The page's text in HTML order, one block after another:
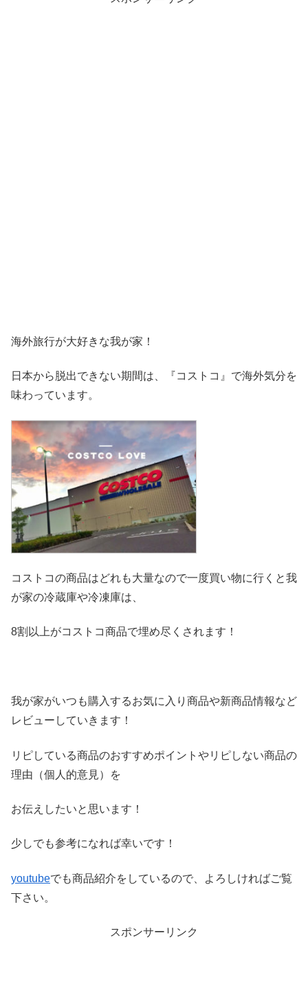
海外旅行が大好きな我が家！
日本から脱出できない期間は、『コストコ』 で海外気分を
味わっています。
コストコの商品はどれも大量なので一度買い物に行くと我
が家の冷蔵庫や冷凍庫は、
8割以上がコストコ商品で埋め尽くされます！
我が家がいつも購入するお気に入り商品や新商品情報など
レビ ューしていきます！
リピしている商品のおすすめポイントやリピしない商品の
理由（個人的意見）を
お伝えしたいと思います！
少しでも参考になれば幸いです！
youtubeでも商品紹介をしているので、よろしければご覧
下さい。
スポンサーリンク